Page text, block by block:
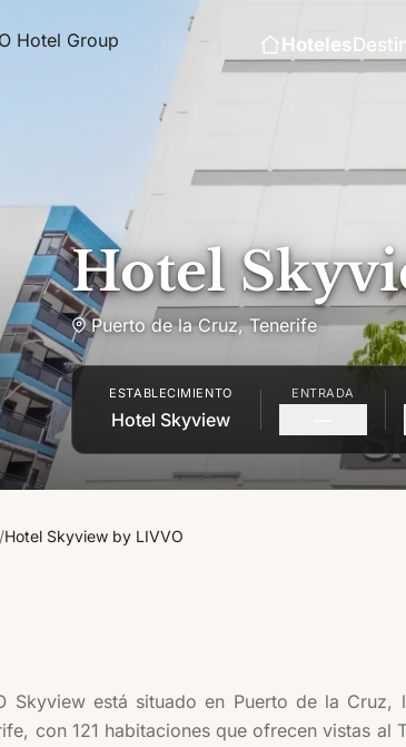
Hoteles
Hotel
Puerto de la Cruz,Tenerife
ESTABLECIMIENTO
Hotel Skyview
ENTRADA
/Hotel Skyview by LIVVO
Skyview está situado en Puerto de la Cruz,
con 121 habitaciones que ofrecen vistas